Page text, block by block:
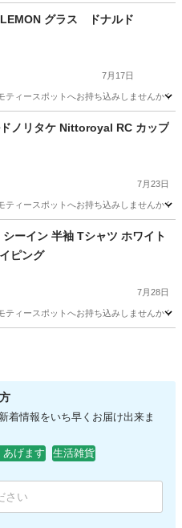
グラス ドナルド
7月17日
ースポットへお持ち込みしませんか？
ノリタケ Nittoroyal RC カップ
7月23日
ースポットへお持ち込みしませんか？
ーイン 半袖 Tシャツ ホワイト
ピング
7月28日
ースポットへお持ち込みしませんか？
着情報をいち早くお届け出来ま
あげます 生活雑貨